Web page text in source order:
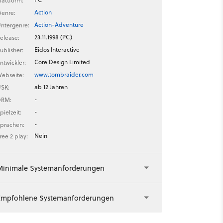
Action
Action-Adventure
23.11.1998 (PC)
Eidos Interactive
Core Design Limited
www.tombraider.com
ab 12 Jahren
-
-
-
2 play:
Nein
Systemanforderungen
Systemanforderungen